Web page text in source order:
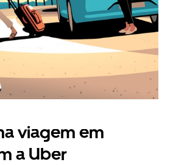
viagem em
a Uber